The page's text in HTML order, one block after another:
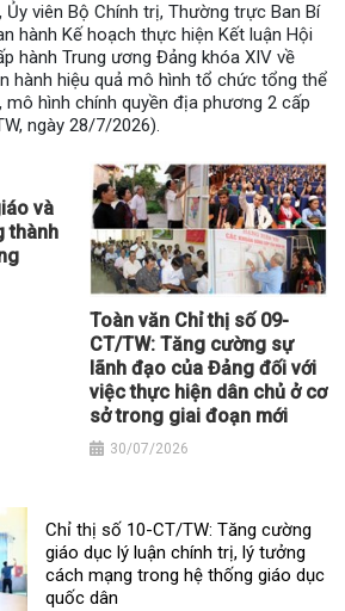
viên Bộ Chính trị, Thường trực Ban Bí
hành Kế hoạch thực hiện Kết luận Hội
hành Trung ương Đảng khóa XIV về
hành hiệu quả mô hình tổ chức tổng thể
hình chính quyền địa phương 2 cấp
ngày 28/7/2026).
và
thành
Toàn văn Chỉ thị số 09-
CT/TW: Tăng cường sự
lãnh đạo của Đảng đối với
việc thực hiện dân chủ ở cơ
sở trong giai đoạn mới
30/07/2026
Chỉ thị số 10-CT/TW: Tăng cường
giáo dục lý luận chính trị, lý tưởng
cách mạng trong hệ thống giáo dục
quốc dân